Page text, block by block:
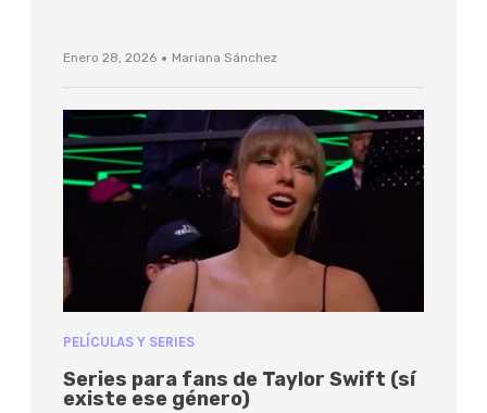
Enero 28, 2026 · Mariana Sánchez
PELÍCULAS Y SERIES
Series para fans de Taylor Swift (sí
existe ese género)